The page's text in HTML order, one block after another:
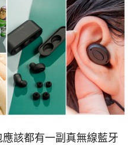
該都有一副真無線藍牙